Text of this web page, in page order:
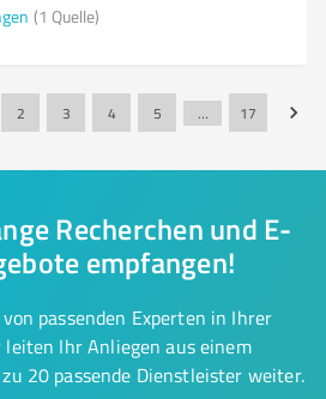
(1 Quelle)
2 3 4 5 … 17
Recherchen und E-
empfangen!
passenden Experten in Ihrer
Ihr Anliegen aus einem
20 passende Dienstleister weiter.